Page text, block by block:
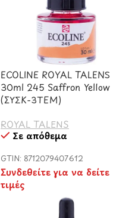
ECOLINE ROYAL TALENS
30ml 245 Saffron Yellow
(ΣΥΣΚ-3TEM)
ROYAL TALENS
Σε απόθεμα
GTIN: 8712079407612
Συνδεθείτε για να δείτε
τιμές